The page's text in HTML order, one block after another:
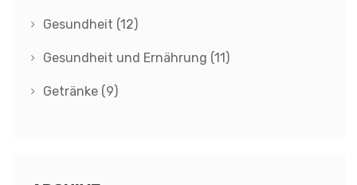
Gesundheit (12)
Gesundheit und Ernährung (11)
Getränke (9)